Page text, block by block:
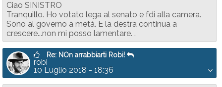
Ciao SINISTRO
Tranquillo. Ho votato lega al senato e fdi alla camera.
Sono al governo a metà. E la destra continua a
crescere...non mi posso lamentare. .
Re: NOn arrabbiarti Robi!
robi
10 Luglio 2018 - 18:36